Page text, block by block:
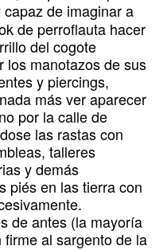
de imaginar a
de perroflauta hacer
del cogote
los manotazos de sus
y piercings,
más ver aparecer
por la calle de
las rastas con
talleres
y demás
piés en las tierra con
de antes (la mayoría
al sargento de la